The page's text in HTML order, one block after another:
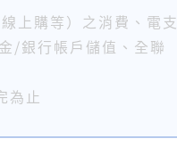
上購等）之消費、電支
/銀行帳戶儲值、全聯
為止